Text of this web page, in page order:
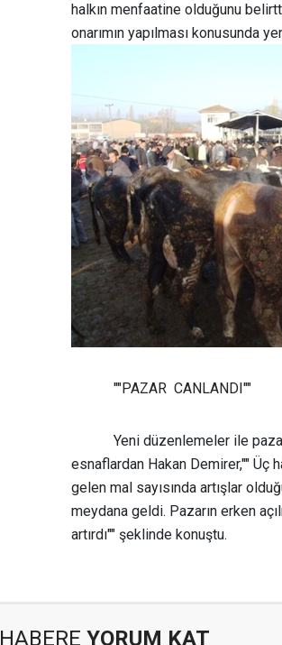
halkın menfaatine olduğunu
onarımın yapılması konusunda
""PAZAR CANLANDI""
Yeni düzenlemeler ile
esnaflardan Hakan Demirer,"" Üç
gelen mal sayısında artışlar
meydana geldi. Pazarın erken
artırdı"" şeklinde konuştu.
HABERE YORUM KAT